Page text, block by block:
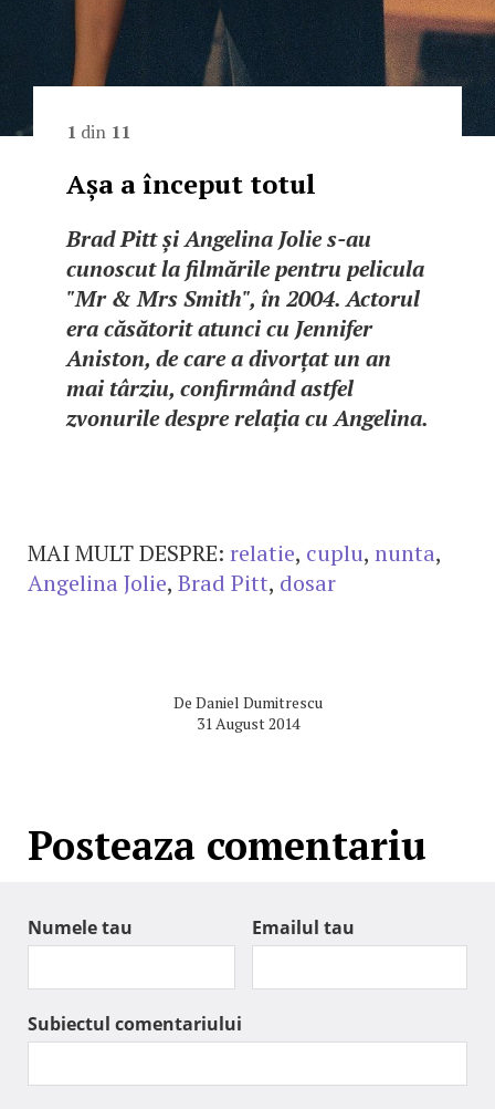
1 din 11
Așa a început totul
Brad Pitt și Angelina Jolie s-au
cunoscut la filmările pentru pelicula
"Mr & Mrs Smith", în 2004. Actorul
era căsătorit atunci cu Jennifer
Aniston, de care a divorțat un an
mai târziu, confirmând astfel
zvonurile despre relația cu Angelina.
MAI MULT DESPRE: relatie, cuplu, nunta,
Angelina Jolie, Brad Pitt, dosar
De Daniel Dumitrescu
31 August 2014
Posteaza comentariu
Numele tau Emailul tau
Subiectul comentariului